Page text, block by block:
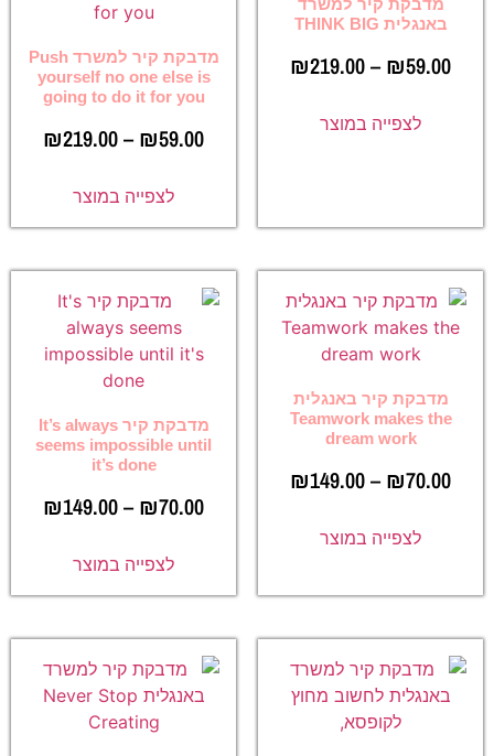
מדבקת קיר למשרד
באנגלית THINK BIG
₪59.00
–
₪219.00
לצפייה במוצר
מדבקת קיר למשרד Push
yourself no one else is
going to do it for you
₪59.00
–
₪219.00
לצפייה במוצר
מדבקת קיר באנגלית
Teamwork makes the
dream work
₪70.00
–
₪149.00
לצפייה במוצר
מדבקת קיר It’s always
seems impossible until
it’s done
₪70.00
–
₪149.00
לצפייה במוצר